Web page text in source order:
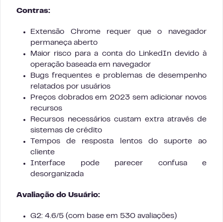
Contras:
Extensão Chrome requer que o navegador
permaneça aberto
Maior risco para a conta do LinkedIn devido à
operação baseada em navegador
Bugs frequentes e problemas de desempenho
relatados por usuários
Preços dobrados em 2023 sem adicionar novos
recursos
Recursos necessários custam extra através de
sistemas de crédito
Tempos de resposta lentos do suporte ao
cliente
Interface pode parecer confusa e
desorganizada
Avaliação do Usuário:
G2: 4.6/5 (com base em 530 avaliações)